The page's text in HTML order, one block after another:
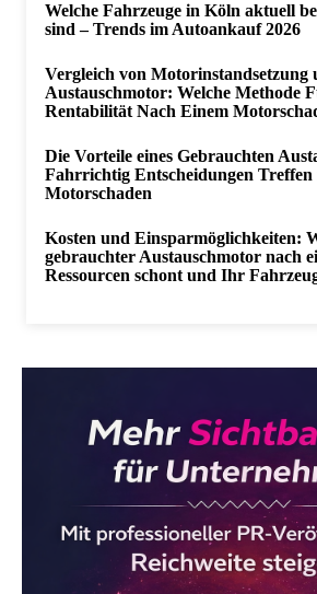
Welche Fahrzeuge in Köln aktuell
sind – Trends im Autoankauf 2026
Vergleich von Motorinstandsetzung
Austauschmotor: Welche Methode
Rentabilität Nach Einem
Die Vorteile eines Gebrauchten
Fahrrichtig Entscheidungen Treffen
Motorschaden
Kosten und Einsparmöglichkeiten:
gebrauchter Austauschmotor nach
Ressourcen schont und Ihr